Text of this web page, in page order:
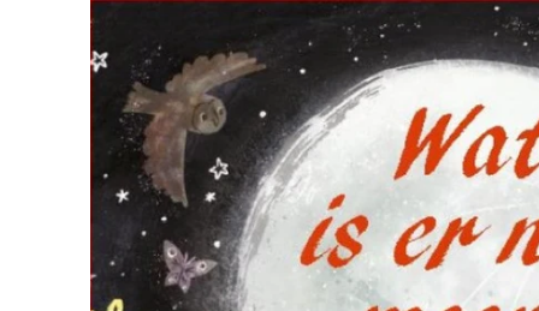
Ga direct naar
productinformatie